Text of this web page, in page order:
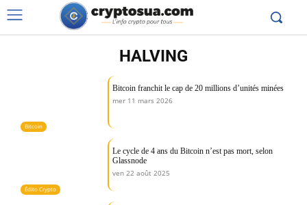
HALVING
Bitcoin
Bitcoin franchit le cap de 20 millions d’unités minées
mer 11 mars 2026
Édito Crypto
Le cycle de 4 ans du Bitcoin n’est pas mort, selon
Glassnode
ven 22 août 2025